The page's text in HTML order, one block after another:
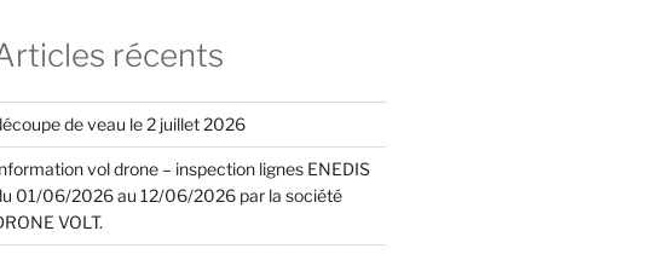
récents
de veau le 2 juillet 2026
vol drone – inspection lignes ENEDIS
01/06/2026 au 12/06/2026 par la société
VOLT.